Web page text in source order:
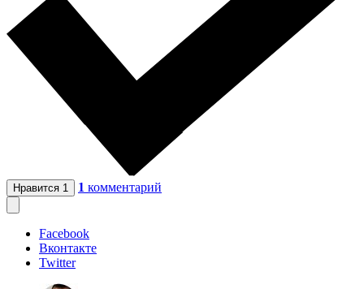
Нравится 1 1 комментарий
Facebook
Вконтакте
Twitter